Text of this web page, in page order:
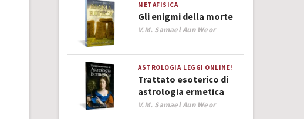
METAFISICA
Gli enigmi della morte
Author
V.M. Samael Aun Weor
ASTROLOGIA LEGGI ONLINE!
Trattato esoterico di
astrologia ermetica
Author
V.M. Samael Aun Weor